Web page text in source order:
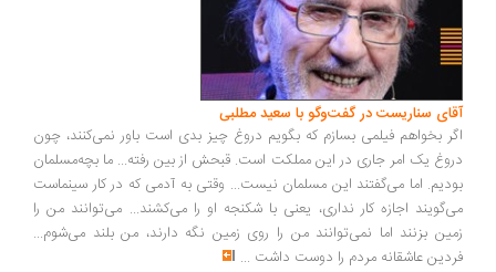
سناریست در گفت‌وگو با سعید مطلبی
بخواهم فیلمی بسازم که بگویم دروغ چیز بدی است باور نمی‌کنند، چون
یک امر جاری در این مملکت است. قبحش از بین رفته... ما بچه‌مسلمان
اما می‌گفتند این مسلمان نیست... وقتی به آدمی که در کار سینماست
اجازه کار نداری، یعنی با شکنجه او را می‌کشند... می‌توانند من را
بزنند اما نمی‌توانند من را روی زمین نگه دارند، من بلند می‌شوم...
عاشقانه مردم را دوست داشت ...